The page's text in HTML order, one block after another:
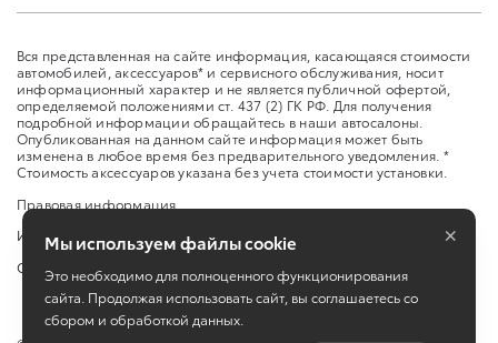
Вся представленная на сайте информация, касающаяся стоимости
автомобилей, аксессуаров* и сервисного обслуживания, носит
информационный характер и не является публичной офертой,
определяемой положениями ст. 437 (2) ГК РФ. Для получения
подробной информации обращайтесь в наши автосалоны.
Опубликованная на данном сайте информация может быть
изменена в любое время без предварительного уведомления. *
Стоимость аксессуаров указана без учета стоимости установки.
Правовая информация
Изменить настройку cookies
Сбросить cookie
Мы используем файлы cookie
Это необходимо для полноценного функционирования
сайта. Продолжая использовать сайт, вы соглашаетесь со
сбором и обработкой данных.
×